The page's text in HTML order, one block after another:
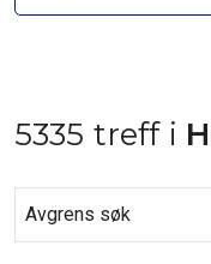
5335 treff i
Avgrens søk